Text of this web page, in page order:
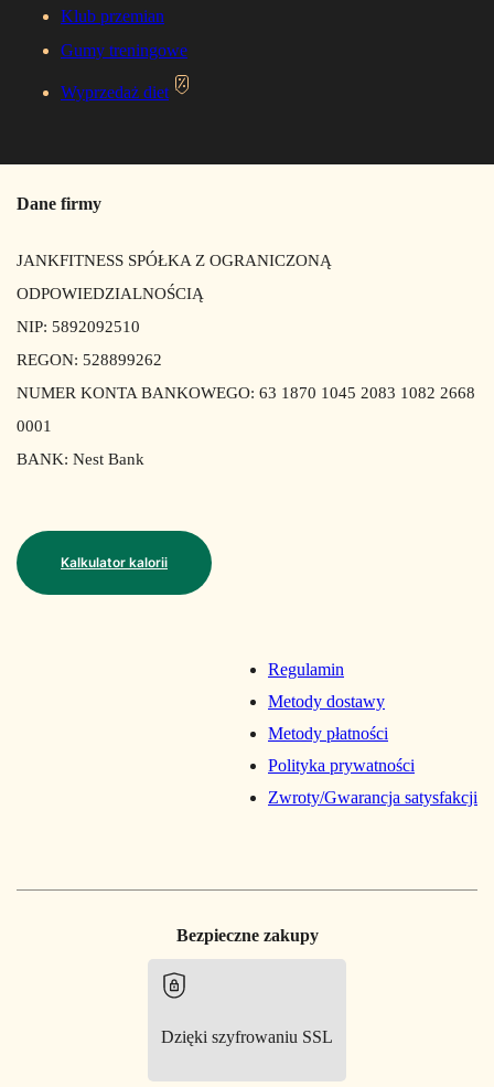
Klub przemian
Gumy treningowe
Wyprzedaż diet
Dane firmy
JANKFITNESS SPÓŁKA Z OGRANICZONĄ
ODPOWIEDZIALNOŚCIĄ
NIP: 5892092510
REGON: 528899262
NUMER KONTA BANKOWEGO: 63 1870 1045 2083 1082 2668
0001
BANK: Nest Bank
Kalkulator kalorii
Regulamin
Metody dostawy
Metody płatności
Polityka prywatności
Zwroty/Gwarancja satysfakcji
Bezpieczne zakupy
Dzięki szyfrowaniu SSL